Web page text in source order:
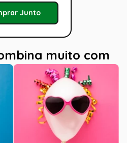
Junto
muito com